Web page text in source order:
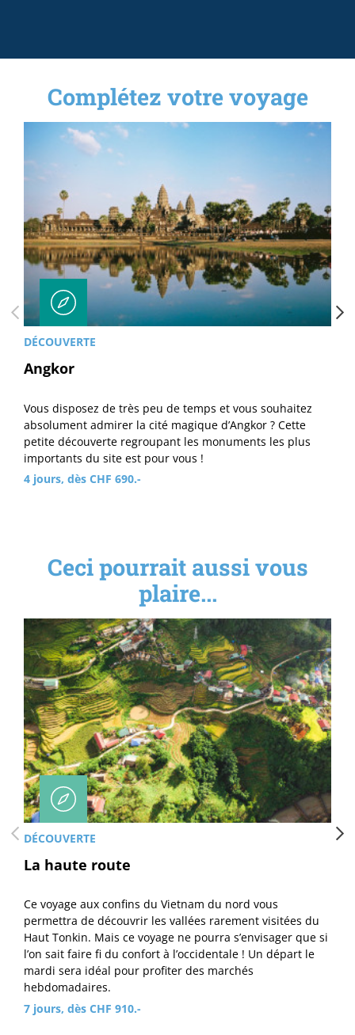
Complétez votre voyage
DÉCOUVERTE
Angkor
Vous disposez de très peu de temps et vous souhaitez
absolument admirer la cité magique d’Angkor ? Cette
petite découverte regroupant les monuments les plus
importants du site est pour vous !
4 jours, dès CHF 690.-
Ceci pourrait aussi vous
plaire...
DÉCOUVERTE
La haute route
Ce voyage aux confins du Vietnam du nord vous
permettra de découvrir les vallées rarement visitées du
Haut Tonkin. Mais ce voyage ne pourra s’envisager que si
l’on sait faire fi du confort à l’occidentale ! Un départ le
mardi sera idéal pour profiter des marchés
hebdomadaires.
7 jours, dès CHF 910.-